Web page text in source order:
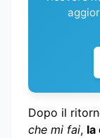
Dopo il
che mi fai, la